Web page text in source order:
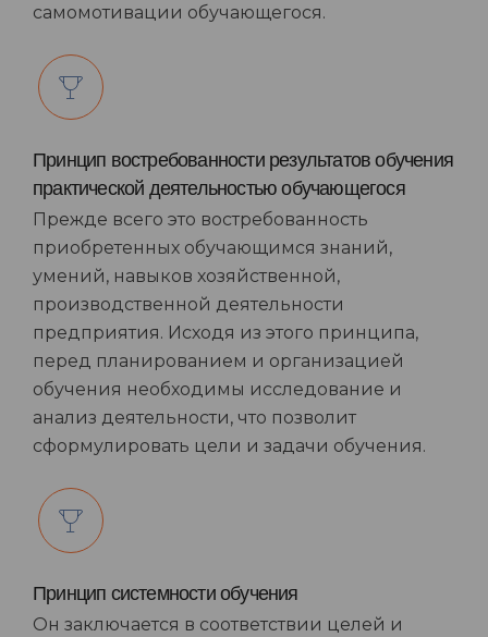
самомотивации обучающегося.
Принцип востребованности результатов обучения
практической деятельностью обучающегося
Прежде всего это востребованность
приобретенных обучающимся знаний,
умений, навыков хозяйственной,
производственной деятельности
предприятия. Исходя из этого принципа,
перед планированием и организацией
обучения необходимы исследование и
анализ деятельности, что позволит
сформулировать цели и задачи обучения.
Принцип системности обучения
Он заключается в соответствии целей и